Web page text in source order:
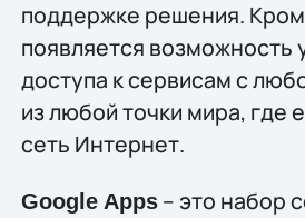
поддержке решения.
появляется возможность
доступа к сервисам с
из любой точки мира, где
сеть Интернет.
Google Apps– это набор